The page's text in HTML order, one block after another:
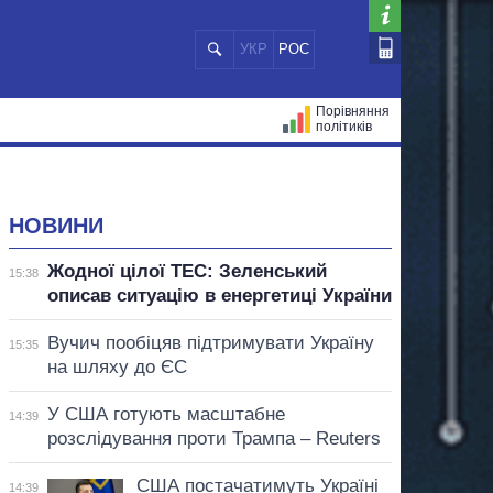
УКР РОС
Порівняння
політиків
НОВИНИ
15:38
Жодної цілої ТЕС: Зеленський
описав ситуацію в енергетиці України
15:35
Вучич пообіцяв підтримувати Україну
на шляху до ЄС
14:39
У США готують масштабне
розслідування проти Трампа – Reuters
14:39
США постачатимуть Україні